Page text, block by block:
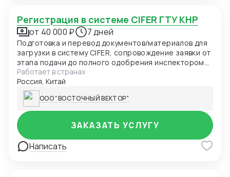
Регистрация в системе CIFER ГТУ КНР
от 40 000 ₽ 7 дней
Подготовка и перевод документов/материалов для
загрузки в систему CIFER, сопровождение заявки от
этапа подачи до полного одобрения инспектором
ГТУ КНР.
Работает в странах
Россия, Китай
ООО "ВОСТОЧНЫЙ ВЕКТОР"
Написать
ЗАКАЗАТЬ УСЛУГУ